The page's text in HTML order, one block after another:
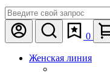
0
Женская линия